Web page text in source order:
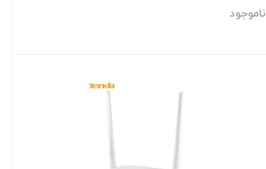
ناموجود